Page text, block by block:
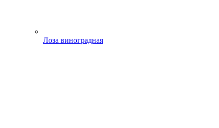
Лоза виноградная